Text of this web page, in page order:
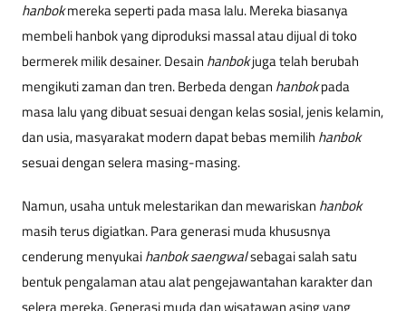
hanbokmereka seperti pada masa lalu. Mereka biasanya
membeli hanbok yang diproduksi massal atau dijual di toko
bermerek milik desainer. Desain hanbokjuga telah berubah
mengikuti zaman dan tren. Berbeda dengan hanbokpada
masa lalu yang dibuat sesuai dengan kelas sosial, jenis kelamin,
dan usia, masyarakat modern dapat bebas memilih hanbok
sesuai dengan selera masing-masing.
Namun, usaha untuk melestarikan dan mewariskan hanbok
masih terus digiatkan. Para generasi muda khususnya
cenderung menyukaihanbok saengwalsebagai salah satu
bentuk pengalaman atau alat pengejawantahan karakter dan